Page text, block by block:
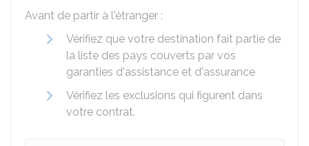
Avant de partir à l'étranger :
Vérifiez que votre destination fait partie de
la liste des pays couverts par vos
garanties d'assistance et d'assurance
Vérifiez les exclusions qui figurent dans
votre contrat.